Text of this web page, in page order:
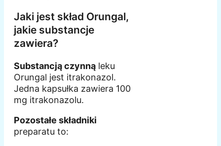
Jaki jest skład Orungal,
jakie substancje
zawiera?
Substancją czynną leku
Orungal jest itrakonazol.
Jedna kapsułka zawiera 100
mg itrakonazolu.
Pozostałe składniki
preparatu to: